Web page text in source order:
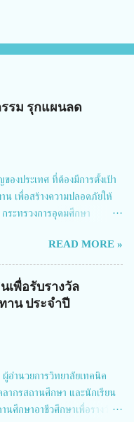
รม รุกแผนลด
องประเทศ ที่ต้องมีการตั้งเป้า
น เพื่อสร้างความปลอดภัยให้
ระทรวงการอุดมศึกษา
มเผยแพร่ผลการดำเนินงาน
กภาคส่วน เพื่อลดอุบัติเหตุและ
ทฉบับที่ 5 ในวันที่ 22 มีนาคม
นักงานการวิจัยแห่งชาติ เป็น
นวิจัยเพื่อความปลอดภัยทาง
นิช ผู้อำนวยการกองบริหารทุน
ดนนทบุรี ดร.วิภารัตน์ ดีอ่อง
วช. ในฐานะหน่วยงานบริหาร
สำคัญของกา...
READ MORE »
เพื่อรับรางวัล
าน ประจำปี
ำนวยการวิทยาลัยเทคนิค
ากรสถานศึกษา และนักเรียน
ศึกษาอาชีวศึกษาเพื่อรางวัล